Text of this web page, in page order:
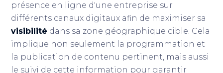
présence en ligne d'une entreprise sur
différents canaux digitaux afin de maximiser sa
visibilité dans sa zone géographique cible. Cela
implique non seulement la programmation et
la publication de contenu pertinent, mais aussi
le suivi de cette information pour garantir